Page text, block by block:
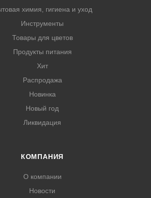
химия, гигиена и уход
Инструменты
Товары для цветов
Продукты питания
Хит
Распродажа
Новинка
Новый год
Ликвидация
КОМПАНИЯ
О компании
Новости